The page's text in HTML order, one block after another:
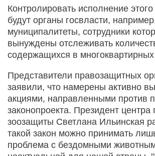
Контролировать исполнение этого
будут органы госвласти,
муниципалитеты, сотрудники
вынуждены отслеживать
содержащихся в
Представители правозащитных
заявили, что намерены активно
акциями, направленными против
законопроекта. Президент центра
зоозащиты Светлана Ильинская
такой закон можно принимать
проблема с бездомными